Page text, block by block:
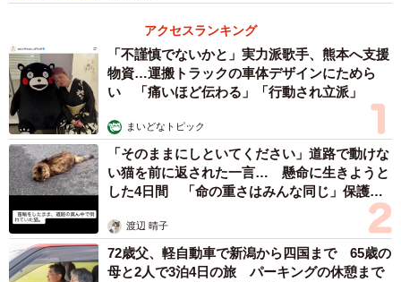
次に、高校生の男女200人と、第一子が高校生の親400人
（それぞれ各100人ずつ）を対象に、「生殖や性に関する身
体のことを親子で話し合った経験」について聞いたとこ
ろ、「十分話したことがある」と答えた高校生は男女とも
8.0％、親は男子高校生の父親・母親がそれぞれ7.0％、女子
高校生の父親が8.0％、母親が6.0％にとどまりました。
「親子で話し合った経験がない」と答えた高校生（184人）
と親（372人）にその理由を尋ねたところ、高校生は「気ま
ずいから」（44.0％）、「恥ずかしいから」（40.8％）、
アクセスランキング
「不謹慎でないかと」実力派歌手、熊本へ支援
物資…運搬トラックの車体デザインにためら
い 「痛いほど伝わる」「行動され立派」
まいどなトピック
「そのままにしといてください」道路で動けな
い猫を前に返された一言… 懸命に生きようと
した4日間 「命の重さはみんな同じ」保護団
渡辺 晴子
72歳父、軽自動車で新潟から四国まで 65歳の
母と2人で3泊4日の旅 パーキングの休憩まで